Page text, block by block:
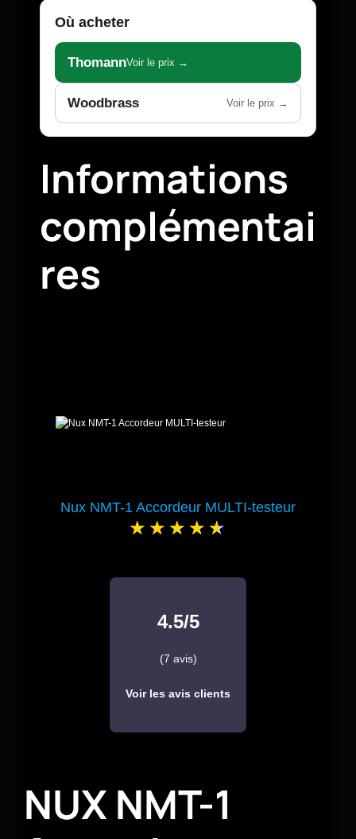
Où acheter
ThomannVoir le prix →
Woodbrass Voir le prix →
Informations
complémentai
res
Nux NMT-1 Accordeur MULTI-testeur
4.5/5
(7 avis)
Voir les avis clients
NUX NMT-1